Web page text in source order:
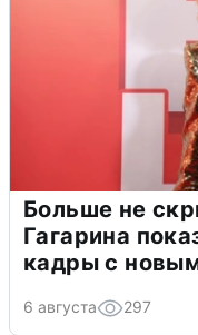
Больше не
Гагарина
кадры с
6 августа 297